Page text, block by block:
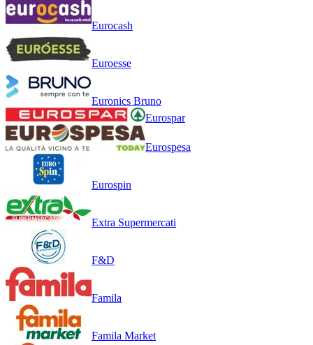
Eurocash
Euroesse
Euronics Bruno
Eurospar
Eurospesa
Eurospin
Extra Supermercati
F&D
Famila
Famila Market